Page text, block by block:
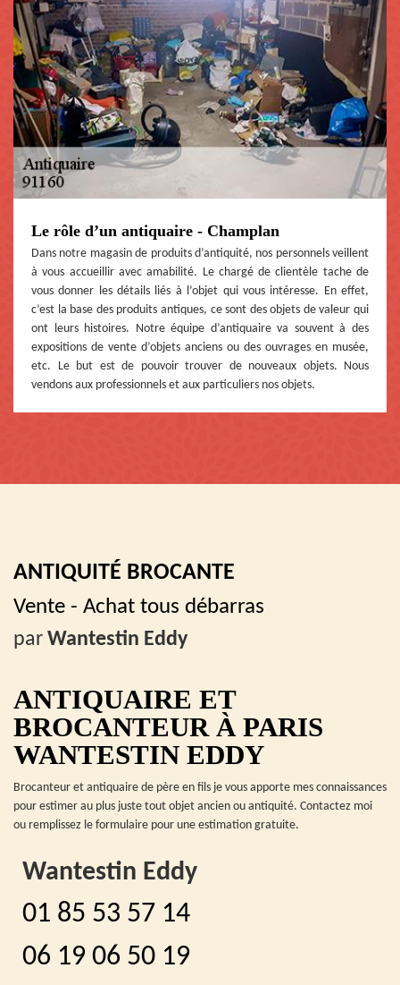
Le rôle d’un antiquaire - Champlan
Dans notre magasin de produits d’antiquité, nos personnels veillent
à vous accueillir avec amabilité. Le chargé de clientèle tache de
vous donner les détails liés à l’objet qui vous intéresse. En effet,
c’est la base des produits antiques, ce sont des objets de valeur qui
ont leurs histoires. Notre équipe d’antiquaire va souvent à des
expositions de vente d’objets anciens ou des ouvrages en musée,
etc. Le but est de pouvoir trouver de nouveaux objets. Nous
vendons aux professionnels et aux particuliers nos objets.
ANTIQUITÉ BROCANTE
Vente - Achat tous débarras
par Wantestin Eddy
ANTIQUAIRE ET
BROCANTEUR À PARIS
WANTESTIN EDDY
Brocanteur et antiquaire de père en fils je vous apporte mes connaissances
pour estimer au plus juste tout objet ancien ou antiquité. Contactez moi
ou remplissez le formulaire pour une estimation gratuite.
Wantestin Eddy
01 85 53 57 14
06 19 06 50 19